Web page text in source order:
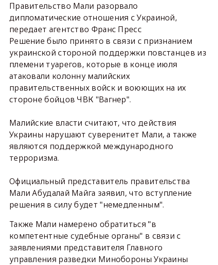
Правительство Мали разорвало
дипломатические отношения с Украиной,
передает агентство Франс Пресс
Решение было принято в связи с признанием
украинской стороной поддержки повстанцев из
племени туарегов, которые в конце июля
атаковали колонну малийских
правительственных войск и воюющих на их
стороне бойцов ЧВК "Вагнер".
Малийские власти считают, что действия
Украины нарушают суверенитет Мали, а также
являются поддержкой международного
терроризма.
Официальный представитель правительства
Мали Абудалай Майга заявил, что вступление
решения в силу будет "немедленным".
Также Мали намерено обратиться "в
компетентные судебные органы" в связи с
заявлениями представителя Главного
управления разведки Минобороны Украины